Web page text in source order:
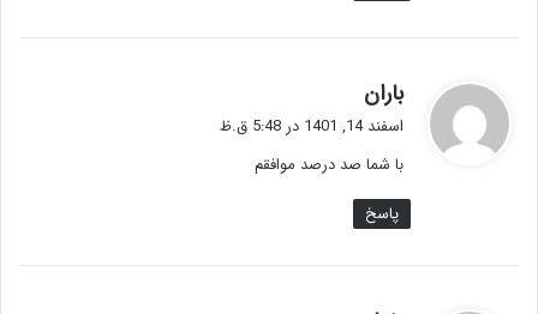
باران
فاسفند 14, 1401 در 5:48 ق.ظ
با شما صد درصد موافقم
پاسخ